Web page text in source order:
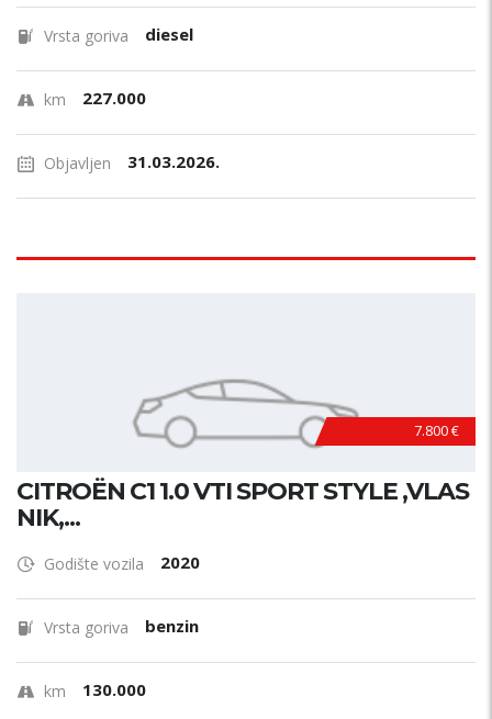
Vrsta goriva diesel
km 227.000
Objavljen 31.03.2026.
7.800 €
CITROËN C1 1.0 VTI SPORT STYLE ,VLAS
NIK,...
Godište vozila 2020
Vrsta goriva benzin
km 130.000